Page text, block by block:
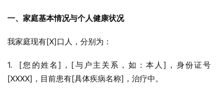
一、家庭基本情况与个人健康状况
我家庭现有[X]口人，分别为：
1.  [您的姓名]，[与户主关系，如：本人]，身份证号
[XXXX]，目前患有[具体疾病名称]，治疗中。